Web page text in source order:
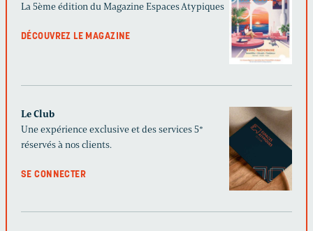
La 5ème édition du Magazine Espaces Atypiques
DÉCOUVREZ LE MAGAZINE
Le Club
Une expérience exclusive et des services 5*
réservés à nos clients.
SE CONNECTER